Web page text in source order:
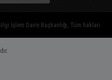
İşlem Daire Başkanlığı, Tüm hakları